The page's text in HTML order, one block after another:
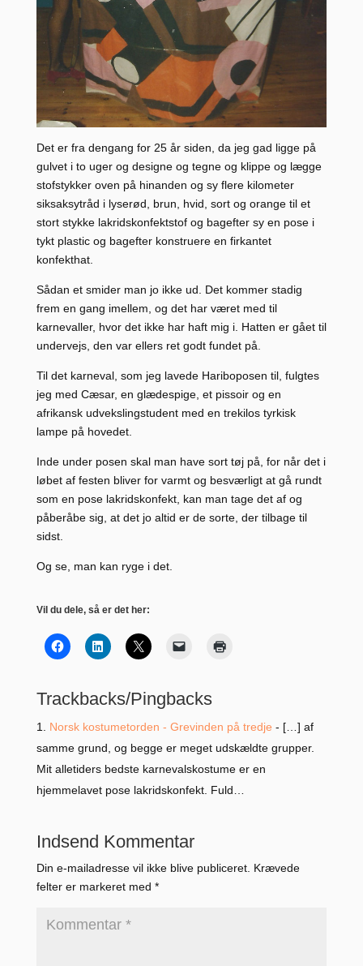
Det er fra dengang for 25 år siden, da jeg gad ligge på
gulvet i to uger og designe og tegne og klippe og lægge
stofstykker oven på hinanden og sy flere kilometer
siksaksytråd i lyserød, brun, hvid, sort og orange til et
stort stykke lakridskonfektstof og bagefter sy en pose i
tykt plastic og bagefter konstruere en firkantet
konfekthat.
Sådan et smider man jo ikke ud. Det kommer stadig
frem en gang imellem, og det har været med til
karnevaller, hvor det ikke har haft mig i. Hatten er gået til
undervejs, den var ellers ret godt fundet på.
Til det karneval, som jeg lavede Hariboposen til, fulgtes
jeg med Cæsar, en glædespige, et pissoir og en
afrikansk udvekslingstudent med en trekilos tyrkisk
lampe på hovedet.
Inde under posen skal man have sort tøj på, for når det i
løbet af festen bliver for varmt og besværligt at gå rundt
som en pose lakridskonfekt, kan man tage det af og
påberåbe sig, at det jo altid er de sorte, der tilbage til
sidst.
Og se, man kan ryge i det.
Vil du dele, så er det her:
Trackbacks/Pingbacks
Norsk kostumetorden - Grevinden på tredje - […] af
samme grund, og begge er meget udskældte grupper.
Mit alletiders bedste karnevalskostume er en
hjemmelavet pose lakridskonfekt. Fuld…
Indsend Kommentar
Din e-mailadresse vil ikke blive publiceret. Krævede
felter er markeret med *